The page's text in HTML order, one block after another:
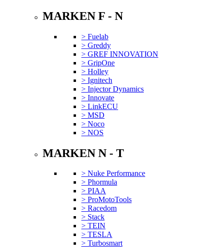
MARKEN F - N
> Fuelab
> Greddy
> GREF INNOVATION
> GripOne
> Holley
> Ignitech
> Injector Dynamics
> Innovate
> LinkECU
> MSD
> Noco
> NOS
MARKEN N - T
> Nuke Performance
> Phormula
> PIAA
> ProMotoTools
> Racedom
> Stack
> TEIN
> TESLA
> Turbosmart